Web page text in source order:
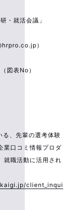
・就活会議」
）
図表No）
る、先輩の選考体験
業口コミ情報プロダ
就職活動に活用され
client_inqui